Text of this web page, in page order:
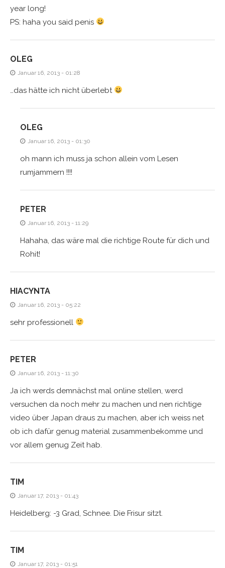
year long!
PS: haha you said penis
OLEG
Januar 16, 2013 - 01:28
…das hätte ich nicht überlebt
OLEG
Januar 16, 2013 - 01:30
oh mann ich muss ja schon allein vom Lesen
rumjammern !!!!
PETER
Januar 16, 2013 - 11:29
Hahaha, das wäre mal die richtige Route für dich und
Rohit!
HIACYNTA
Januar 16, 2013 - 05:22
sehr professionell
PETER
Januar 16, 2013 - 11:30
Ja ich werds demnächst mal online stellen, werd
versuchen da noch mehr zu machen und nen richtige
video über Japan draus zu machen, aber ich weiss net
ob ich dafür genug material zusammenbekomme und
vor allem genug Zeit hab.
TIM
Januar 17, 2013 - 01:43
Heidelberg: -3 Grad, Schnee. Die Frisur sitzt.
TIM
Januar 17, 2013 - 01:51